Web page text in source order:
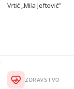
Vrtić „Mila Jeftović”
ZDRAVSTVO